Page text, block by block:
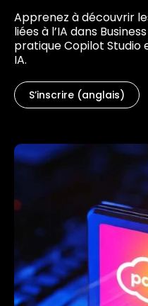
Apprenez à découvrir
liées à l’IA dans
pratique Copilot Studio
IA.
S’inscrire (anglais)